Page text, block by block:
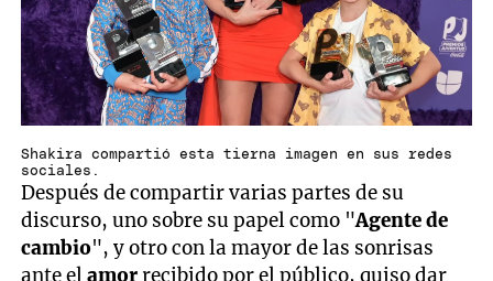
Shakira compartió esta tierna imagen en sus redes
sociales.
Después de compartir varias partes de su
discurso, uno sobre su papel como "Agente de
cambio", y otro con la mayor de las sonrisas
ante elamorrecibido por el público, quiso dar